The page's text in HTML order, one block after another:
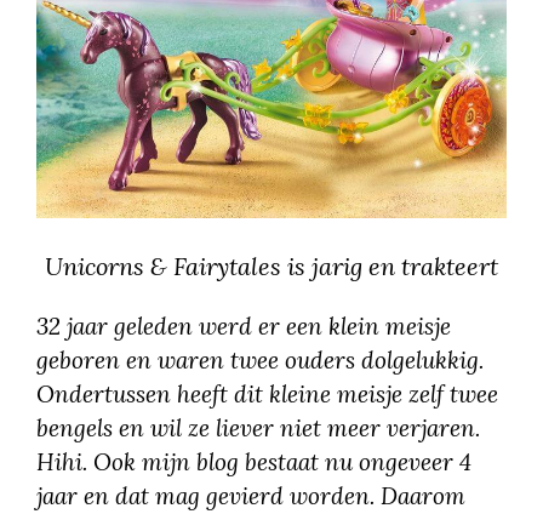
Unicorns & Fairytales is jarig en trakteert
32 jaar geleden werd er een klein meisje
geboren en waren twee ouders dolgelukkig.
Ondertussen heeft dit kleine meisje zelf twee
bengels en wil ze liever niet meer verjaren.
Hihi. Ook mijn blog bestaat nu ongeveer 4
jaar en dat mag gevierd worden. Daarom